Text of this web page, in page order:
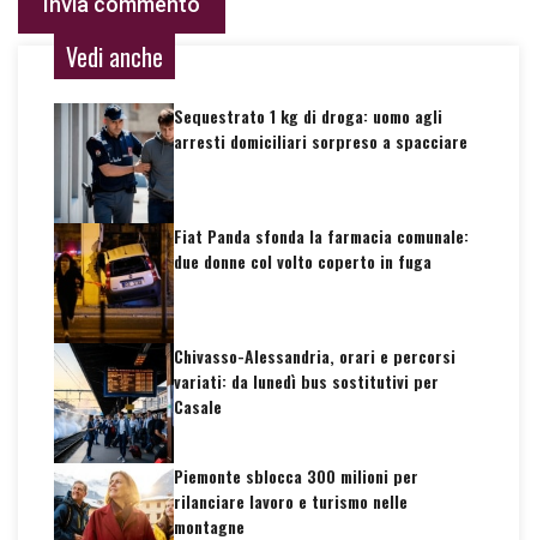
Vedi anche
Sequestrato 1 kg di droga: uomo agli
arresti domiciliari sorpreso a spacciare
Fiat Panda sfonda la farmacia comunale:
due donne col volto coperto in fuga
Chivasso-Alessandria, orari e percorsi
variati: da lunedì bus sostitutivi per
Casale
Piemonte sblocca 300 milioni per
rilanciare lavoro e turismo nelle
montagne